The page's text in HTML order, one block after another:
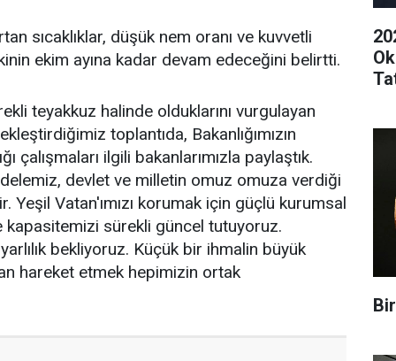
sıcaklıklar, düşük nem oranı ve kuvvetli
ekim ayına kadar devam edeceğini belirtti.
teyakkuz halinde olduklarını vurgulayan
toplantıda, Bakanlığımızın
çalışmaları ilgili bakanlarımızla paylaştık.
devlet ve milletin omuz omuza verdiği
Vatan'ımızı korumak için güçlü kurumsal
kapasitemizi sürekli güncel tutuyoruz.
bekliyoruz. Küçük bir ihmalin büyük
hareket etmek hepimizin ortak